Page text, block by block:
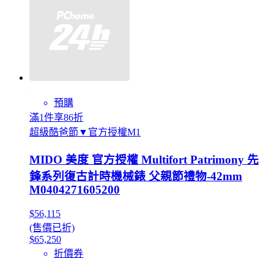
預購
滿1件享86折
超級酷爸節▼官方授權M1
MIDO 美度 官方授權 Multifort Patrimony 先
鋒系列復古計時機械錶 父親節禮物-42mm
M0404271605200
$56,115
(售價已折)
$65,250
折價券